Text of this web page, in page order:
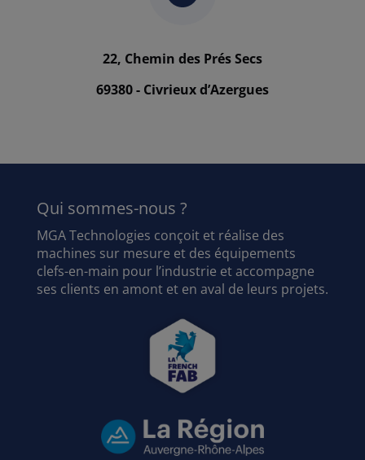
22, Chemin des Prés Secs
69380 - Civrieux d’Azergues
Qui sommes-nous ?
MGA Technologies conçoit et réalise des
machines sur mesure et des équipements
clefs-en-main pour l’industrie et accompagne
ses clients en amont et en aval de leurs projets.